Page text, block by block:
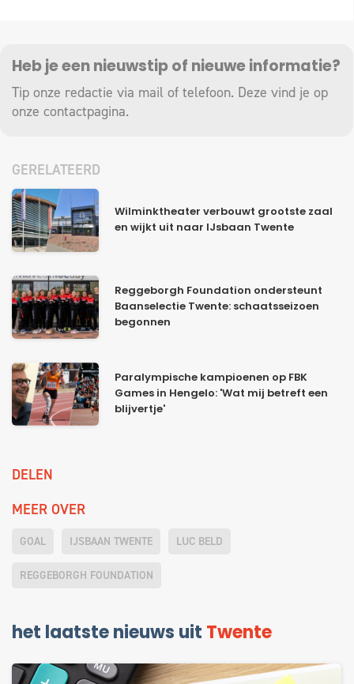
Heb je een nieuwstip of nieuwe informatie?
Tip onze redactie via mail of telefoon. Deze vind je op
onze contactpagina.
GERELATEERD
Wilminktheater verbouwt grootste zaal
en wijkt uit naar IJsbaan Twente
Reggeborgh Foundation ondersteunt
Baanselectie Twente: schaatsseizoen
begonnen
Paralympische kampioenen op FBK
Games in Hengelo: 'Wat mij betreft een
blijvertje'
DELEN
MEER OVER
GOAL IJSBAAN TWENTE LUC BELD
REGGEBORGH FOUNDATION
het laatste nieuws uit Twente